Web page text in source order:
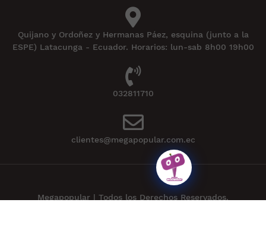
Quijano y Ordoñez y Hermanas Páez, esquina (junto a la
ESPE) Latacunga - Ecuador. Horarios: lun-sab 8h00 19h00
032811710
clientes@megapopular.com.ec
Megapopular | Todos los Derechos Reservados.